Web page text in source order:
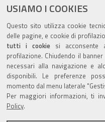
USIAMO I COOKIES
Questo sito utilizza cookie
delle pagine, e cookie di
tutti i cookiesi acconsente
profilazione. Chiudendo il
necessari alla navigazione e
disponibili. Le preferenze
momento dal menu laterale
Per maggiori informazioni, ti
Policy.
Agenda eventi
torna alla sezione